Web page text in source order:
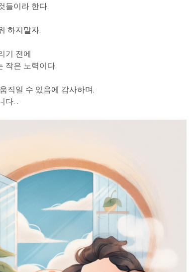
들이라 한다.
하지말자.
기 전에
작은 노력이다.
직일 수 있음에 감사하며,
다. .